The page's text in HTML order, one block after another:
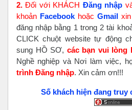
2. Đối với KHÁCH Đăng nhập
khoản Facebook hoặc Gmailxin
đăng nhập bằng 1 trong 2 tài
CLICK chuột website tự động
sung HỒ SƠ, các bạn vui lòng
Nghề nghiệp và Nơi làm việc,
trình Đăng nhập. Xin cảm ơn!!!
Số khách hiện đang truy